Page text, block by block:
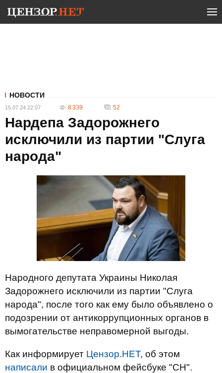
НОВОСТИ
15.07.24 22:07 8 339 52
Нардепа Задорожнего
исключили из партии "Слуга
народа"
Народного депутата Украины Николая
Задорожнего исключили из партии "Слуга
народа", после того как ему было объявлено о
подозрении от антикоррупционных органов в
вымогательстве неправомерной выгоды.
Как информирует Цензор.НЕТ, об этом
написали в официальном фейсбуке "СН".